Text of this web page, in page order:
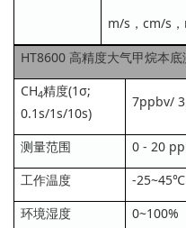
m/s，cm/s
HT8600 高精度大气甲烷本
CH4精度(1σ;
0.1s/1s/10s)
7ppbv/
测量范围
0 - 20
工作温度
-25~45℃
环境湿度
0~100%